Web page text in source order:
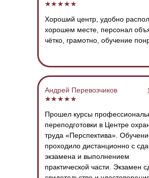
Хороший центр, удобно
хорошем месте, персонал
чётко, грамотно, обучение
Андрей Перевозчиков
Прошел курсы
переподготовки в Центре
труда «Перспектива».
проходило дистанционно с
экзамена и выполнением
практической части. Экзамен